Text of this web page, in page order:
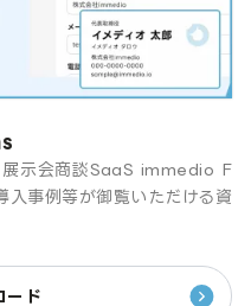
展示会商談SaaS immedio F
入事例等が御覧いただける資
ード